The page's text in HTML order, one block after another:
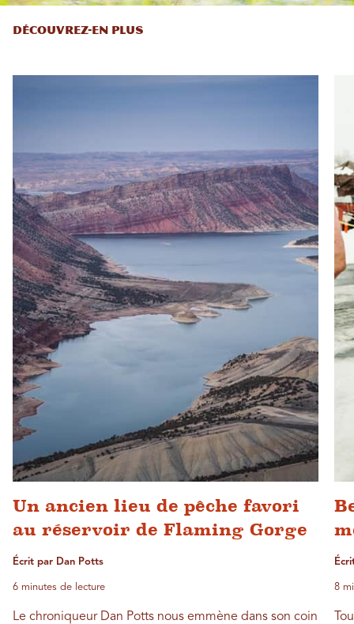
DÉCOUVREZ-EN PLUS
Un ancien lieu de pêche favori
au réservoir de Flaming Gorge
Écrit par Dan Potts
6 minutes de lecture
Le chroniqueur Dan Potts nous emmène dans son coin
8